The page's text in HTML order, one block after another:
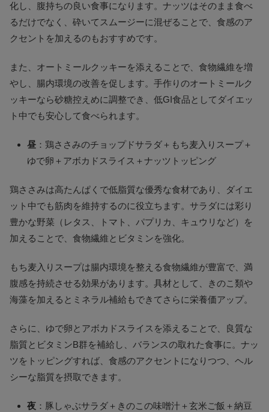
化し、腹持ちの良い食事になります。ナッツはそのまま食べ
るだけでなく、砕いてスムージーに混ぜることで、食感のア
クセントを加えるのもおすすめです。
また、オートミールクッキーを添えることで、食物繊維を増
やし、腸内環境の改善を促します。手作りのオートミールク
ッキーなら砂糖控えめに調整でき、低GI食品としてダイエッ
ト中でも安心して食べられます。
昼 ：鶏ささみのチョップドサラダ＋もち麦入りスープ＋
ゆで卵＋アボカドスライス＋ナッツトッピング
鶏ささみは高たんぱくで低脂質な優秀な食材であり、ダイエ
ット中でも筋肉を維持するのに役立ちます。サラダには彩り
豊かな野菜（レタス、トマト、パプリカ、キュウリなど）を
加えることで、食物繊維とビタミンを強化。
もち麦入りスープは腸内環境を整える食物繊維が豊富で、満
腹感を持続させる効果があります。具材として、きのこ類や
海藻を加えるとミネラル補給もできてさらに栄養価アップ。
さらに、ゆで卵とアボカドスライスを添えることで、良質な
脂質とビタミンB群を補給し、バランスの取れた食事に。ナッ
ツをトッピングすれば、食感のアクセントになりつつ、ヘル
シーな脂質を摂取できます。
夜 ：豚しゃぶサラダ＋きのこの味噌汁＋玄米ご飯＋納豆